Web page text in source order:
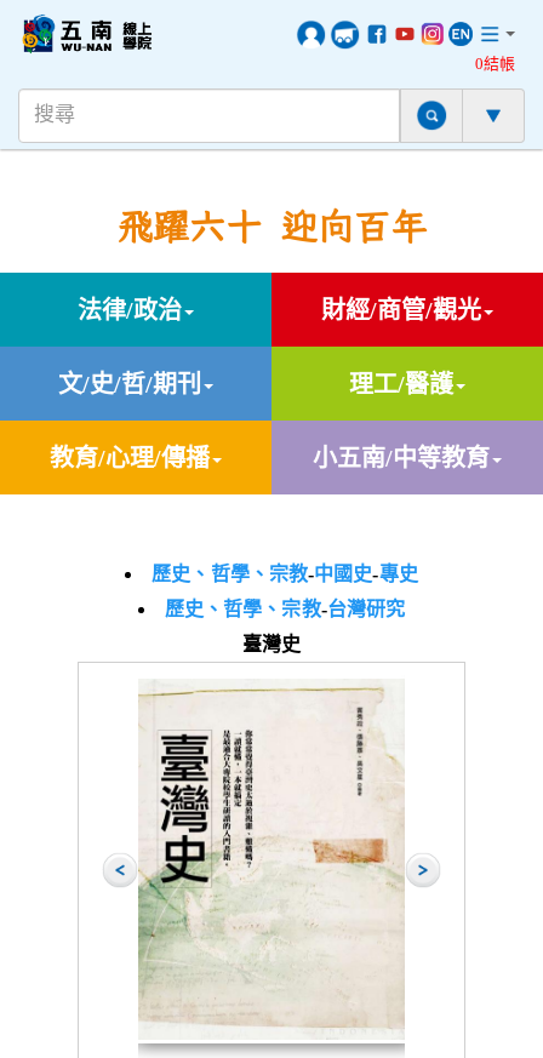
0結帳
飛躍六十 迎向百年
法律/政治 財經/商管/觀光
文/史/哲/期刊 理工/醫護
教育/心理/傳播 小五南/中等教育
歷史、哲學、宗教-中國史-專史
歷史、哲學、宗教-台灣研究
臺灣史